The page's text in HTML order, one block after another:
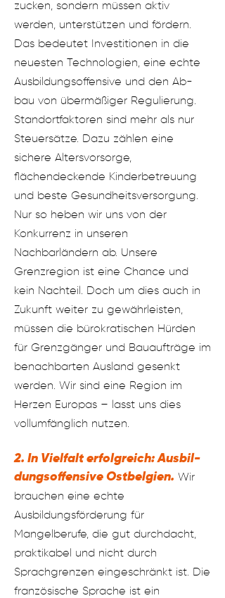
zucken, sondern müssen aktiv
werden, unterstützen und fördern.
Das bedeutet Investitionen in die
neuesten Technologien, eine echte
Ausbildungsoffensive und den Ab-
bau von übermäßiger Regulierung.
Standortfaktoren sind mehr als nur
Steuersätze. Dazu zählen eine
sichere Altersvorsorge,
flächendeckende Kinderbetreuung
und beste Gesundheitsversorgung.
Nur so heben wir uns von der
Konkurrenz in unseren
Nachbarländern ab. Unsere
Grenzregion ist eine Chance und
kein Nachteil. Doch um dies auch in
Zukunft weiter zu gewährleisten,
müssen die bürokratischen Hürden
für Grenzgänger und Bauaufträge im
benachbarten Ausland gesenkt
werden. Wir sind eine Region im
Herzen Europas – lasst uns dies
vollumfänglich nutzen.
2. In Vielfalt erfolgreich: Ausbil­
dungsoffensive Ostbelgien. Wir
brauchen eine echte
Ausbildungsförderung für
Mangelberufe, die gut durchdacht,
praktikabel und nicht durch
Sprachgrenzen eingeschränkt ist. Die
französische Sprache ist ein